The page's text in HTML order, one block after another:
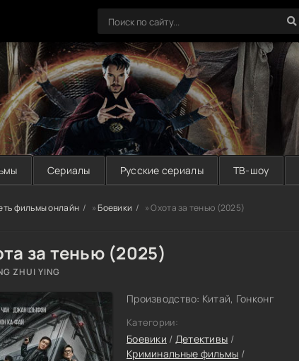
Сериалы Русские сериалы ТВ-шоу
фильмы онлайн »Боевики » Охота за тенью (2025)
за тенью (2025)
ZHUI YING
Производство: Китай, Гонконг
Категории:
Боевики / Детективы /
Криминальные фильмы /